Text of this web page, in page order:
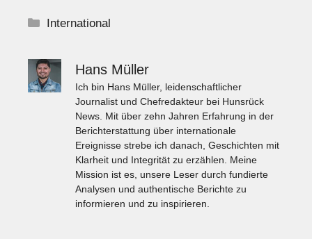
Kategorien
International
Hans Müller
Ich bin Hans Müller, leidenschaftlicher
Journalist und Chefredakteur bei Hunsrück
News. Mit über zehn Jahren Erfahrung in der
Berichterstattung über internationale
Ereignisse strebe ich danach, Geschichten mit
Klarheit und Integrität zu erzählen. Meine
Mission ist es, unsere Leser durch fundierte
Analysen und authentische Berichte zu
informieren und zu inspirieren.